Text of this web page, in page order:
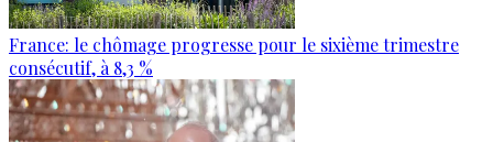
France: le chômage progresse pour le sixième trimestre
consécutif, à 8,3 %